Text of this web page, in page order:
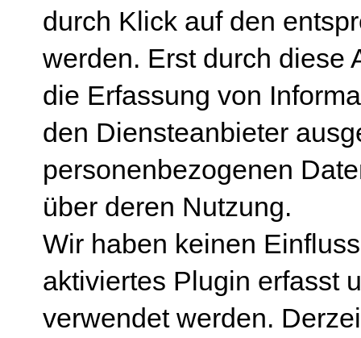
durch Klick auf den
werden. Erst durch diese
die Erfassung von
den Diensteanbieter
personenbezogenen
über deren Nutzung.
Wir haben keinen
aktiviertes Plugin erfasst
verwendet werden.